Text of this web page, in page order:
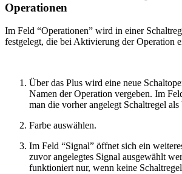
Operationen
Im Feld “Operationen” wird in einer
festgelegt, die bei Aktivierung der Operation
Über das Plus wird eine neue
Namen der Operation vergeben. Im
man die vorher angelegt Schaltregel
Farbe auswählen.
Im Feld “Signal” öffnet sich ein
zuvor angelegtes Signal ausgewählt
funktioniert nur, wenn keine